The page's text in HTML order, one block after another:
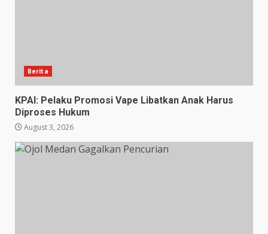
Berita
KPAI: Pelaku Promosi Vape Libatkan Anak Harus
Diproses Hukum
August 3, 2026